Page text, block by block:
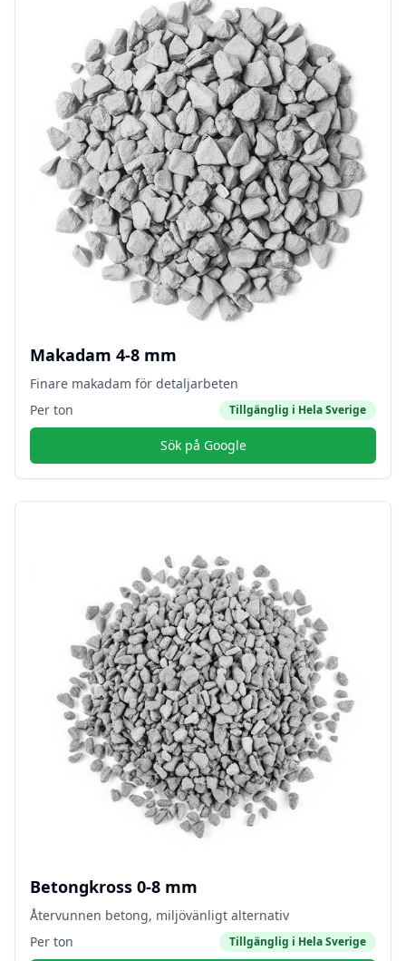
Makadam 4-8 mm
Finare makadam för detaljarbeten
Per ton
Tillgänglig i Hela Sverige
Sök på Google
Betongkross 0-8 mm
Återvunnen betong, miljövänligt alternativ
Per ton
Tillgänglig i Hela Sverige